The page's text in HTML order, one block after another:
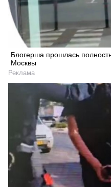
Блогерша прошлась
Москвы
Реклама